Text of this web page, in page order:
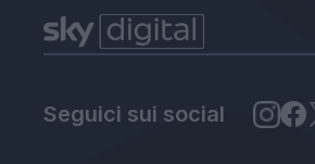
Seguici sui social